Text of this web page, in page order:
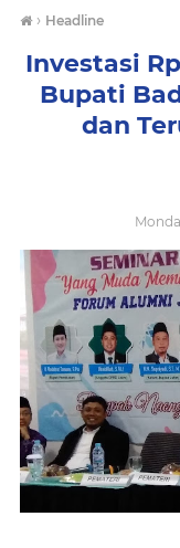
› Headline
Investasi
Bupati
dan